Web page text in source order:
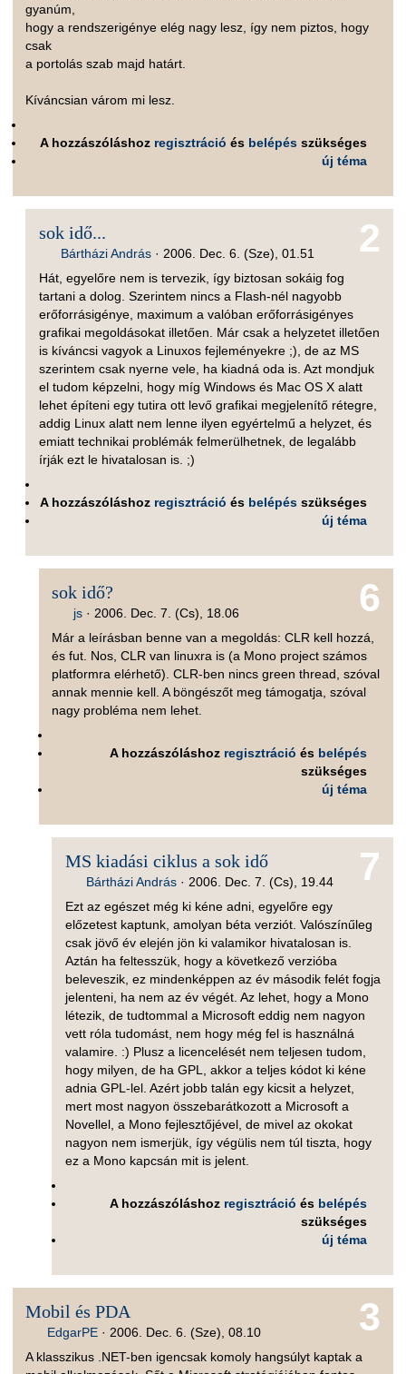
gyanúm,
hogy a rendszerigénye elég nagy lesz, így nem piztos, hogy
csak
a portolás szab majd határt.
Kíváncsian várom mi lesz.
A hozzászóláshoz regisztráció és belépés szükséges
új téma
2
sok idő...
Bártházi András· 2006. Dec. 6. (Sze), 01.51
Hát, egyelőre nem is tervezik, így biztosan sokáig fog
tartani a dolog. Szerintem nincs a Flash-nél nagyobb
erőforrásigénye, maximum a valóban erőforrásigényes
grafikai megoldásokat illetően. Már csak a helyzetet illetően
is kíváncsi vagyok a Linuxos fejleményekre ;), de az MS
szerintem csak nyerne vele, ha kiadná oda is. Azt mondjuk
el tudom képzelni, hogy míg Windows és Mac OS X alatt
lehet építeni egy tutira ott levő grafikai megjelenítő rétegre,
addig Linux alatt nem lenne ilyen egyértelmű a helyzet, és
emiatt technikai problémák felmerülhetnek, de legalább
írják ezt le hivatalosan is. ;)
A hozzászóláshoz regisztráció és belépés szükséges
új téma
6
sok idő?
js· 2006. Dec. 7. (Cs), 18.06
Már a leírásban benne van a megoldás: CLR kell hozzá,
és fut. Nos, CLR van linuxra is (a Mono project számos
platformra elérhető). CLR-ben nincs green thread, szóval
annak mennie kell. A böngészőt meg támogatja, szóval
nagy probléma nem lehet.
A hozzászóláshoz regisztráció és belépés
szükséges
új téma
7
MS kiadási ciklus a sok idő
Bártházi András · 2006. Dec. 7. (Cs), 19.44
Ezt az egészet még ki kéne adni, egyelőre egy
előzetest kaptunk, amolyan béta verziót. Valószínűleg
csak jövő év elején jön ki valamikor hivatalosan is.
Aztán ha feltesszük, hogy a következő verzióba
beleveszik, ez mindenképpen az év második felét fogja
jelenteni, ha nem az év végét. Az lehet, hogy a Mono
létezik, de tudtommal a Microsoft eddig nem nagyon
vett róla tudomást, nem hogy még fel is használná
valamire. :) Plusz a licencelését nem teljesen tudom,
hogy milyen, de ha GPL, akkor a teljes kódot ki kéne
adnia GPL-lel. Azért jobb talán egy kicsit a helyzet,
mert most nagyon összebarátkozott a Microsoft a
Novellel, a Mono fejlesztőjével, de mivel az okokat
nagyon nem ismerjük, így végülis nem túl tiszta, hogy
ez a Mono kapcsán mit is jelent.
A hozzászóláshoz regisztráció és belépés
szükséges
új téma
3
Mobil és PDA
EdgarPE · 2006. Dec. 6. (Sze), 08.10
A klasszikus .NET-ben igencsak komoly hangsúlyt kaptak a